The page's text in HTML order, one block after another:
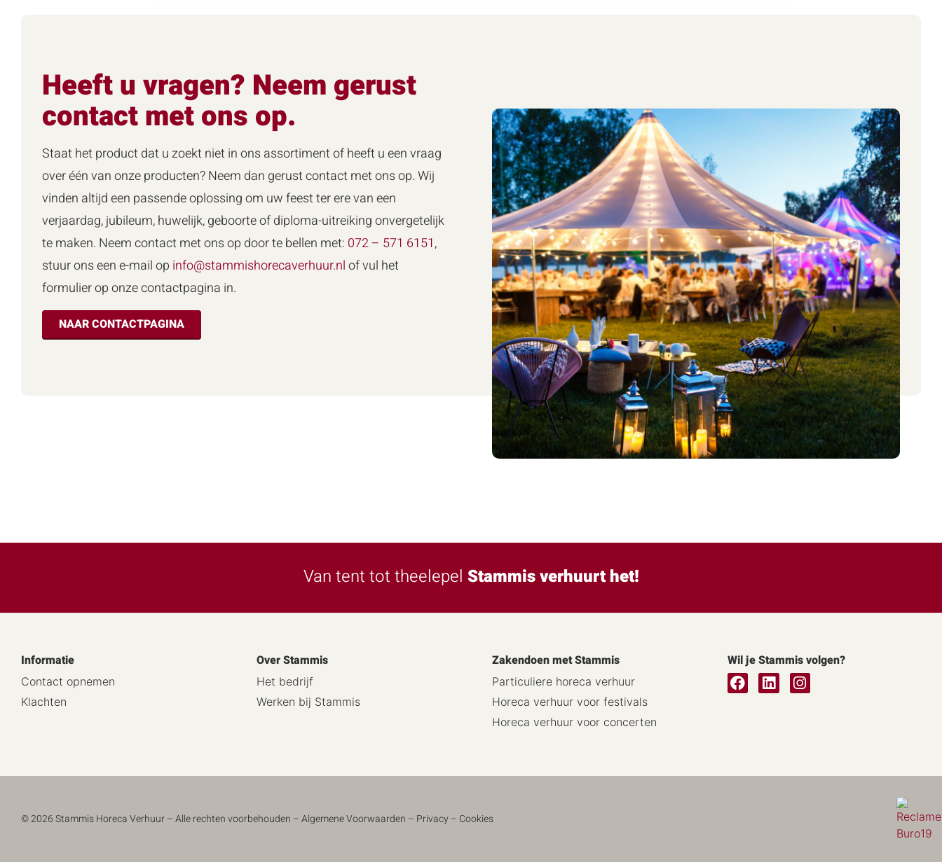
Heeft u vragen? Neem gerust
contact met ons op.
Staat het product dat u zoekt niet in ons assortiment of heeft u een vraag
over één van onze producten? Neem dan gerust contact met ons op. Wij
vinden altijd een passende oplossing om uw feest ter ere van een
verjaardag, jubileum, huwelijk, geboorte of diploma-uitreiking onvergetelijk
te maken. Neem contact met ons op door te bellen met: 072 – 571 6151,
stuur ons een e-mail op info@stammishorecaverhuur.nlof vul het
formulier op onze contactpagina in.
NAAR CONTACTPAGINA
Van tent tot theelepel Stammis verhuurt het!
Informatie
Contact opnemen
Klachten
Over Stammis
Het bedrijf
Werken bij Stammis
Zakendoen met Stammis
Particuliere horeca verhuur
Horeca verhuur voor festivals
Horeca verhuur voor concerten
Wil je Stammis volgen?
© 2026 Stammis Horeca Verhuur – Alle rechten voorbehouden –Algemene Voorwaarden– Privacy– Cookies